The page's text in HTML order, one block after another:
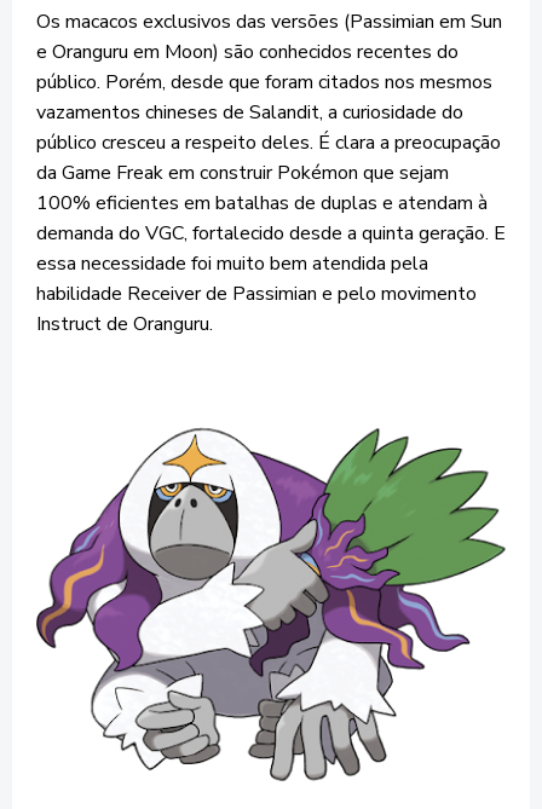
Os macacos exclusivos das versões (Passimian em Sun
e Oranguru em Moon) são conhecidos recentes do
público. Porém, desde que foram citados nos mesmos
vazamentos chineses de Salandit, a curiosidade do
público cresceu a respeito deles. É clara a preocupação
da Game Freak em construir Pokémon que sejam
100% eficientes em batalhas de duplas e atendam à
demanda do VGC, fortalecido desde a quinta geração. E
essa necessidade foi muito bem atendida pela
habilidade Receiver de Passimian e pelo movimento
Instruct de Oranguru.